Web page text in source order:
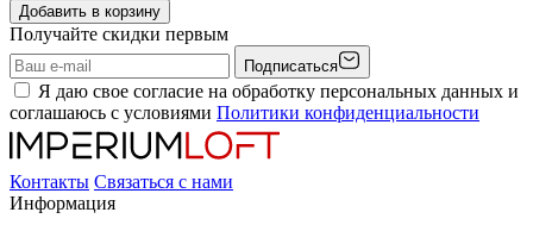
Добавить в корзину
Получайте скидки первым
Подписаться
Я даю свое согласие на обработку персональных данных и
соглашаюсь с условиями Политики конфиденциальности
Контакты Связаться с нами
Информация